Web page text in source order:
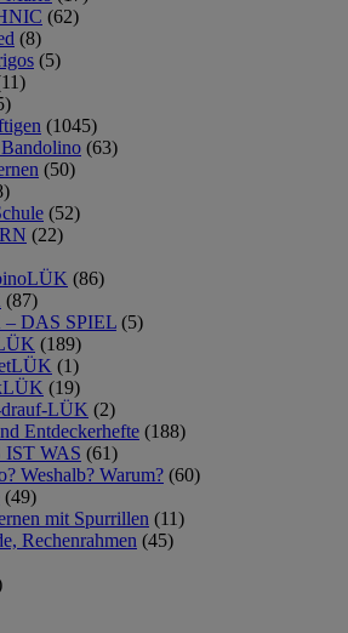
(62)
(8)
(5)
(1045)
(63)
(50)
(52)
(22)
(86)
(87)
DAS SPIEL (5)
(189)
(1)
(19)
LÜK (2)
Entdeckerhefte (188)
IST WAS (61)
Weshalb? Warum? (60)
(49)
mit Spurrillen (11)
Rechenrahmen (45)